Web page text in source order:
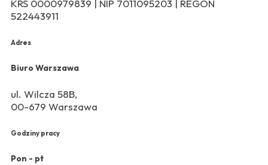
KRS 0000979839 | NIP 7011095203 | REGON
522443911
Adres
Biuro Warszawa
ul. Wilcza 58B,
00-679 Warszawa
Godziny pracy
Pon - pt